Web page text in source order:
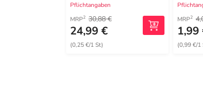
Pflichtangaben
MRP2 30,88 €
24,99 €
(0,25 €/1 St)
MRP2
1,99
(0,99 €/1